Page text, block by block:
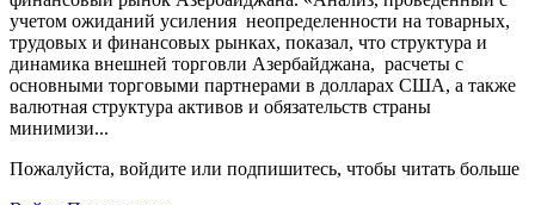
учетом ожиданий усиления неопределенности на товарных,
трудовых и финансовых рынках, показал, что структура и
динамика внешней торговли Азербайджана, расчеты с
основными торговыми партнерами в долларах США, а также
валютная структура активов и обязательств страны
минимизи...
Пожалуйста, войдите или подпишитесь, чтобы читать больше